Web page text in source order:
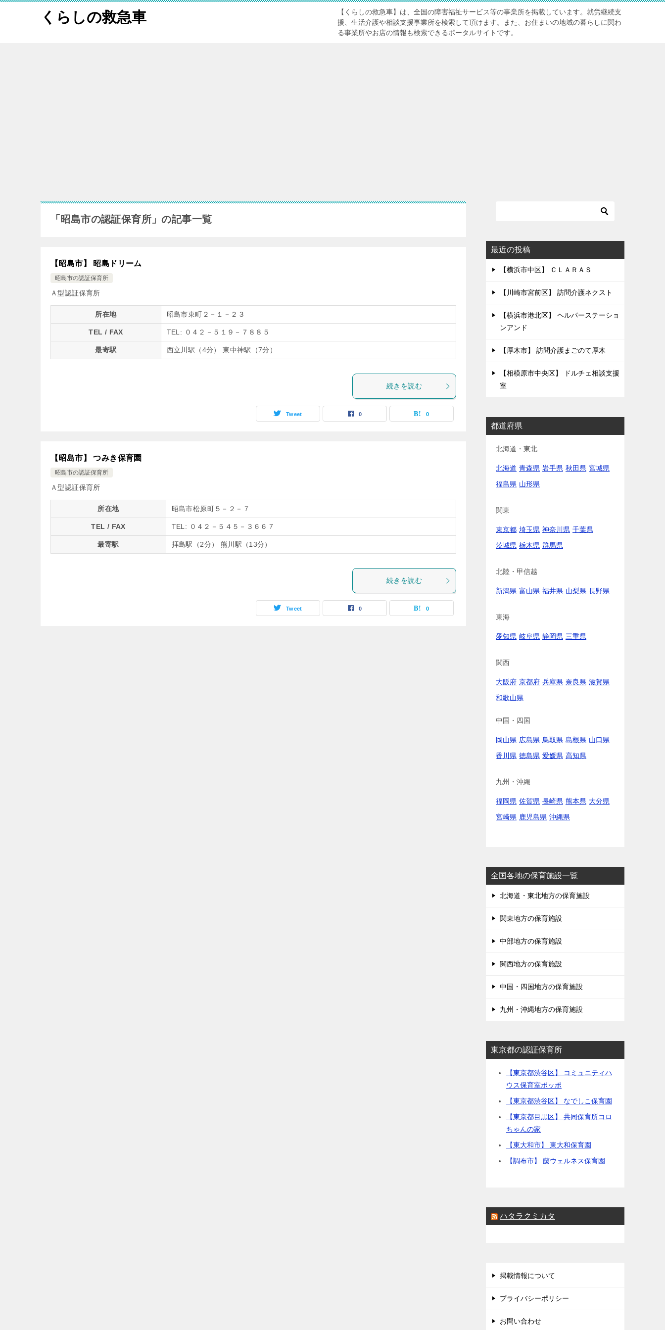
くらしの救急車
【くらしの救急車】は、全国の障害福祉サービス等の事業所を掲載しています。就労継続支
援、生活介護や相談支援事業所を検索して頂けます。また、お住まいの地域の暮らしに関わ
る事業所やお店の情報も検索できるポータルサイトです。
「昭島市の認証保育所」の記事一覧
【昭島市】 昭島ドリーム
昭島市の認証保育所
Ａ型認証保育所
所在地 昭島市東町２－１－２３
TEL / FAX TEL: ０４２－５１９－７８８５
最寄駅 西立川駅（4分） 東中神駅（7分）
続きを読む
Tweet 0 0
【昭島市】 つみき保育園
昭島市の認証保育所
Ａ型認証保育所
所在地 昭島市松原町５－２－７
TEL / FAX TEL: ０４２－５４５－３６６７
最寄駅 拝島駅（2分） 熊川駅（13分）
続きを読む
Tweet 0 0
最近の投稿
【横浜市中区】 ＣＬＡＲＡＳ
【川崎市宮前区】 訪問介護ネクスト
【横浜市港北区】 ヘルパーステーショ
ンアンド
【厚木市】 訪問介護まごのて厚木
【相模原市中央区】 ドルチェ相談支援
室
都道府県
北海道・東北
北海道 青森県 岩手県 秋田県 宮城県
福島県 山形県
関東
東京都 埼玉県 神奈川県 千葉県
茨城県 栃木県 群馬県
北陸・甲信越
新潟県 富山県 福井県 山梨県 長野県
東海
愛知県 岐阜県 静岡県 三重県
関西
大阪府 京都府 兵庫県 奈良県 滋賀県
和歌山県
中国・四国
岡山県 広島県 鳥取県 島根県 山口県
香川県 徳島県 愛媛県 高知県
九州・沖縄
福岡県 佐賀県 長崎県 熊本県 大分県
宮崎県 鹿児島県 沖縄県
全国各地の保育施設一覧
北海道・東北地方の保育施設
関東地方の保育施設
中部地方の保育施設
関西地方の保育施設
中国・四国地方の保育施設
九州・沖縄地方の保育施設
東京都の認証保育所
【東京都渋谷区】 コミュニティハ
ウス保育室ポッポ
【東京都渋谷区】 なでしこ保育園
【東京都目黒区】 共同保育所コロ
ちゃんの家
【東大和市】 東大和保育園
【調布市】 藤ウェルネス保育園
ハタラクミカタ
掲載情報について
プライバシーポリシー
お問い合わせ